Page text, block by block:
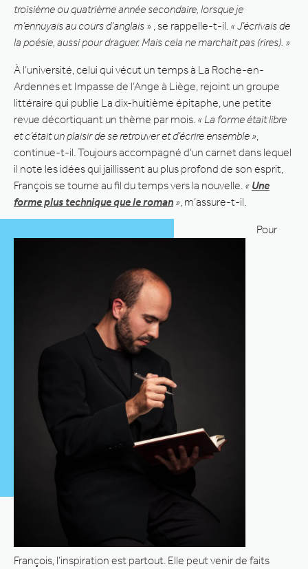
troisième ou quatrième année secondaire, lorsque je
m’ennuyais au cours d’anglais » , se rappelle-t-il. « J’écrivais de
la poésie, aussi pour draguer. Mais cela ne marchait pas (rires). »
À l’université, celui qui vécut un temps à La Roche-en-
Ardennes et Impasse de l’Ange à Liège, rejoint un groupe
littéraire qui publie La dix-huitième épitaphe, une petite
revue décortiquant un thème par mois. « La forme était libre
et c’était un plaisir de se retrouver et d’écrire ensemble »
continue-t-il. Toujours accompagné d’un carnet dans lequel
il note les idées qui jaillissent au plus profond de son esprit,
François se tourne au fil du temps vers la nouvelle. « Une
forme plus technique que le roman » , m’assure-t-il.
Pour
François, l’inspiration est partout. Elle peut venir de faits